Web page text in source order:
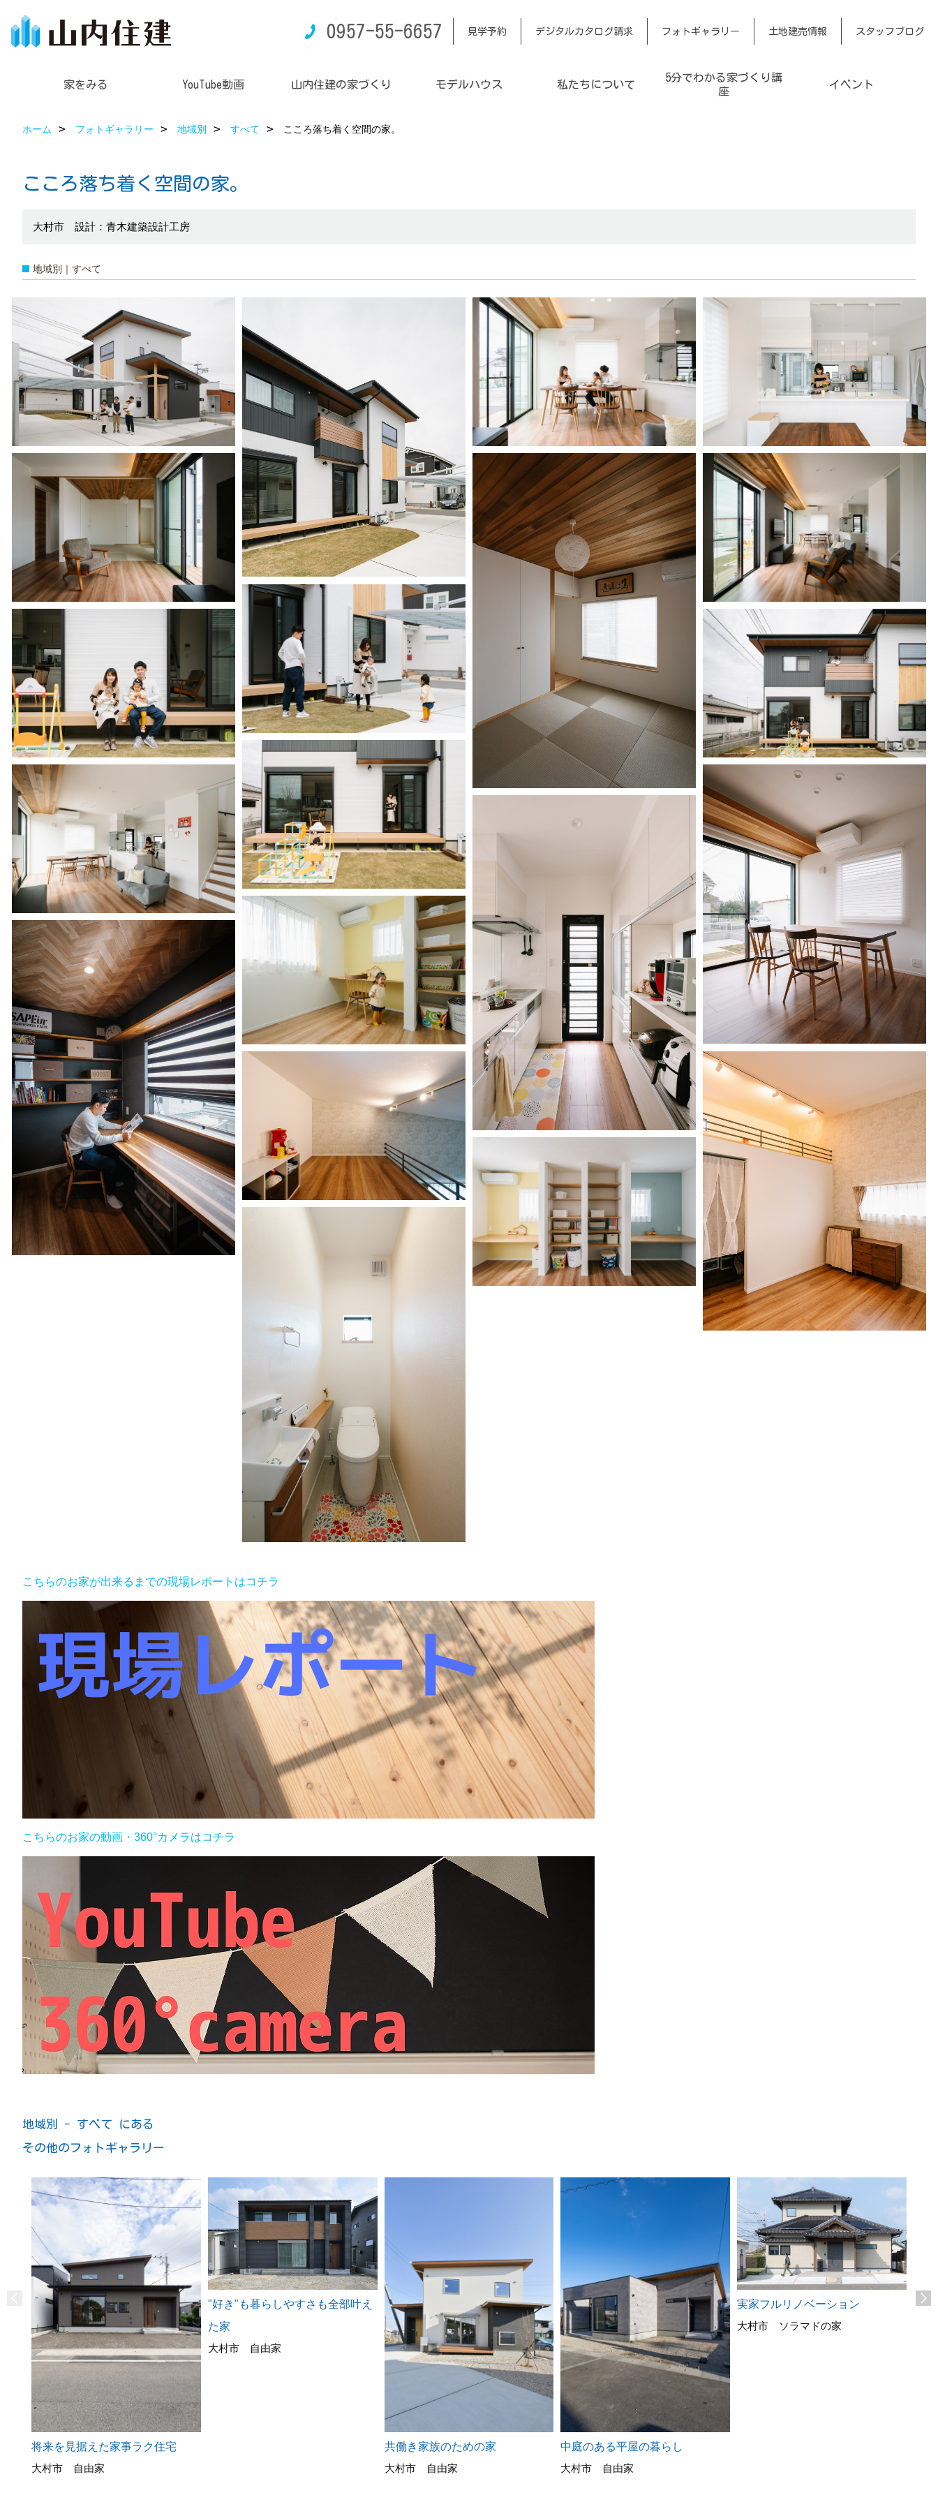
0957-55-6657 見学予約 デジタルカタログ請求 フォトギャラリー 土地建売情報 スタッフブログ
家をみる YouTube動画 山内住建の家づくり モデルハウス 私たちについて
5分でわかる家づくり講
座
イベント
ホーム フォトギャラリー 地域別 すべて こころ落ち着く空間の家。
こころ落ち着く空間の家。
大村市 設計：青木建築設計工房
地域別｜すべて
こちらのお家が出来るまでの現場レポートはコチラ
こちらのお家の動画・360°カメラはコチラ
地域別 - すべて にある
その他のフォトギャラリー
将来を見据えた家事ラク住宅
大村市 自由家
"好き"も暮らしやすさも全部叶え
た家
大村市 自由家
共働き家族のための家
大村市 自由家
中庭のある平屋の暮らし
大村市 自由家
実家フルリノベーション
大村市 ソラマドの家
ソ